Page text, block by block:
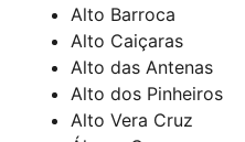
Alto Barroca
Alto Caiçaras
Alto das Antenas
Alto dos Pinheiros
Alto Vera Cruz